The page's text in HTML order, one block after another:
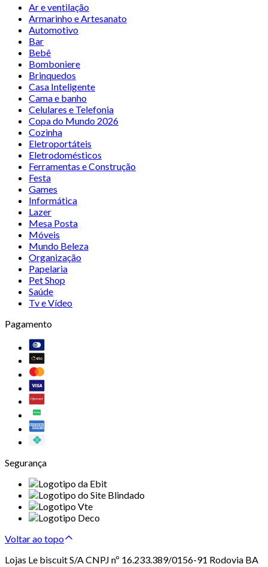
Ar e ventilação
Armarinho e Artesanato
Automotivo
Bar
Bebê
Bomboniere
Brinquedos
Casa Inteligente
Cama e banho
Celulares e Telefonia
Copa do Mundo 2026
Cozinha
Eletroportáteis
Eletrodomésticos
Ferramentas e Construção
Festa
Games
Informática
Lazer
Mesa Posta
Móveis
Mundo Beleza
Organização
Papelaria
Pet Shop
Saúde
Tv e Vídeo
Pagamento
Segurança
Voltar ao topo
Lojas Le biscuit S/A CNPJ nº 16.233.389/0156-91 Rodovia BA